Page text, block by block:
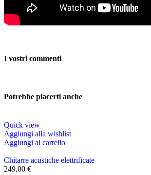
I vostri commenti
Potrebbe piacerti anche
Quick view
Aggiungi alla wishlist
Aggiungi al carrello
Chitarre acustiche elettrificate
249,00 €